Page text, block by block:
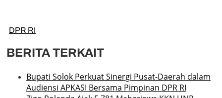
DPR RI
BERITA TERKAIT
Bupati Solok Perkuat Sinergi Pusat-Daerah dalam
Audiensi APKASI Bersama Pimpinan DPR RI